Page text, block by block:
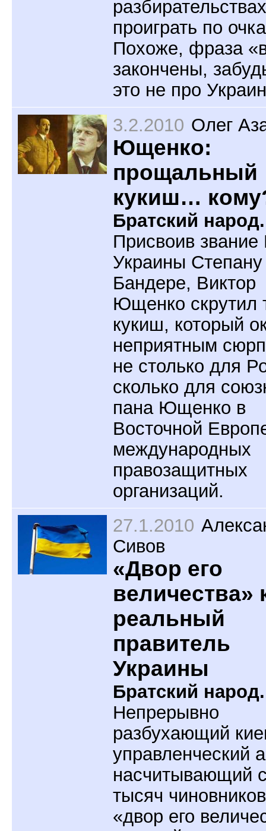
проиграть по
Похоже, фраза
закончены,
это не про
3.2.2010 Олег
Ющенко:
прощальный
кукиш…
Братский народ.
Присвоив звание
Украины Степану
Бандере, Виктор
Ющенко скрутил
кукиш, который
неприятным
не столько для
сколько для
пана Ющенко в
Восточной
международных
правозащитных
организаций.
27.1.2010
Сивов
«Двор его
величества»
реальный
правитель
Украины
Братский народ.
Непрерывно
разбухающий
управленческий
насчитывающий
тысяч
«двор его